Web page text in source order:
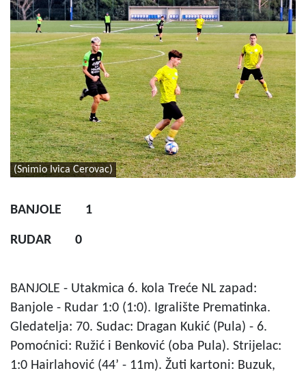
(Snimio Ivica Cerovac)
BANJOLE 1
RUDAR 0
BANJOLE - Utakmica 6. kola Treće NL zapad:
Banjole - Rudar 1:0 (1:0). Igralište Prematinka.
Gledatelja: 70. Sudac: Dragan Kukić (Pula) - 6.
Pomoćnici: Ružić i Benković (oba Pula). Strijelac:
1:0 Hairlahović (44’ - 11m). Žuti kartoni: Buzuk,